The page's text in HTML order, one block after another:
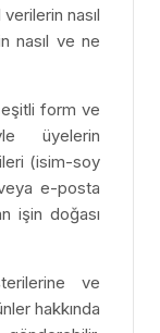
nasıl
nasıl ve ne
form ve
üyelerin
(isim-soy
e-posta
işin doğası
ve
hakkında